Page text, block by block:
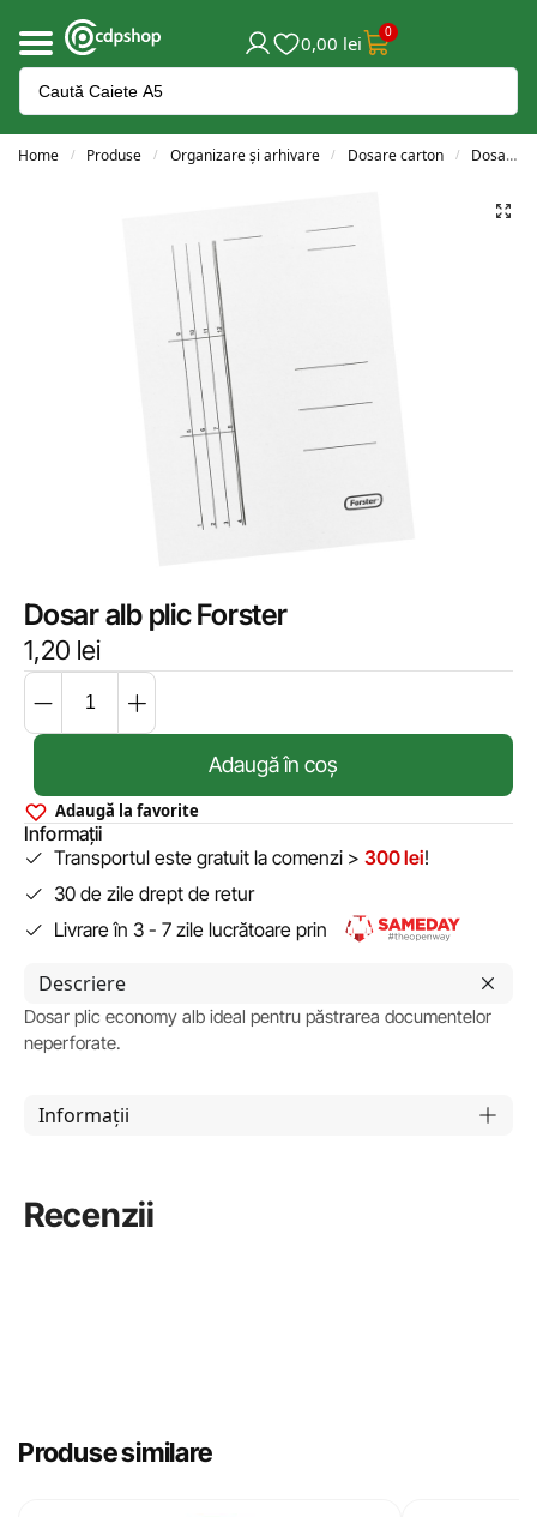
0,00 lei 0
Home / Produse / Organizare și arhivare / Dosare carton / Dosar carton plic
Dosar alb plic Forster
1,20 lei
Adaugă în coș
Adaugă la favorite
Informații
Transportul este gratuit la comenzi > 300 lei!
30 de zile drept de retur
Livrare în 3 - 7 zile lucrătoare prin
Descriere
Dosar plic economy alb ideal pentru păstrarea documentelor
neperforate.
Informații
Recenzii
Produse similare